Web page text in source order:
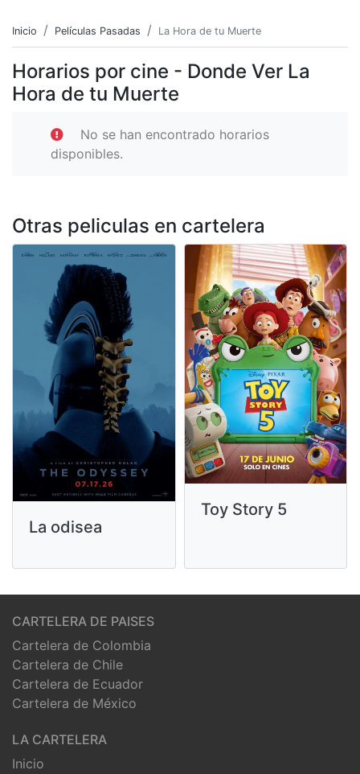
Inicio Películas Pasadas La Hora de tu Muerte
Horarios por cine - Donde Ver La
Hora de tu Muerte
No se han encontrado horarios
disponibles.
Otras peliculas en cartelera
La odisea
Toy Story 5
CARTELERA DE PAISES
Cartelera de Colombia
Cartelera de Chile
Cartelera de Ecuador
Cartelera de México
LA CARTELERA
Inicio